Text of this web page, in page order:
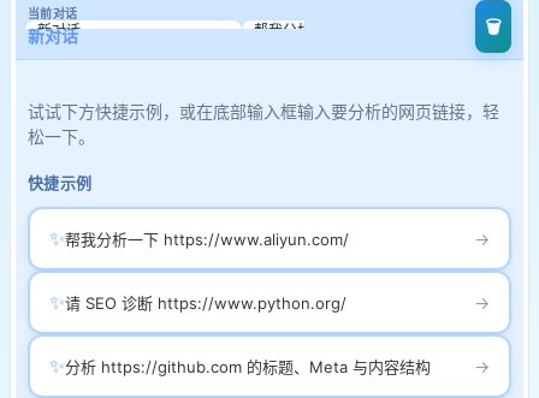
新对话 帮我分析一下https://aiconverter.kunq...
当前对话
新对话 🗑️
试试下方快捷示例，或在底部输入框输入要分析的网页链接，轻
松一下。
快捷示例
✨帮我分析一下 https://www.aliyun.com/ →
✨请 SEO 诊断 https://www.python.org/ →
✨分析 https://github.com 的标题、Meta 与内容结构 →